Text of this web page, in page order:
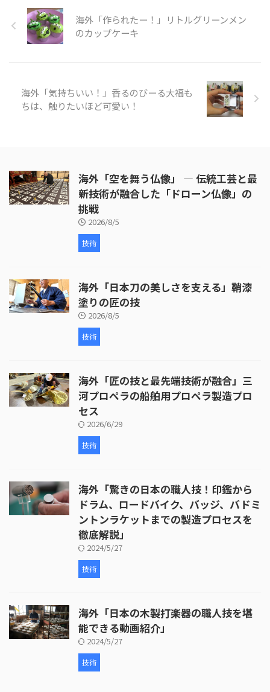
を使った作り方について紹介して
います。タマネギ、豚、長ネギを
使ったメニューは、豚肉にするこ
とで、炒める時間を短くすること
https://www.youtube.com/ ...
海外「作られたー！」リトルグリーンメン
のカップケーキ
海外「気持ちいい！」香るのびーる大福も
ちは、触りたいほど可愛い！
海外「空を舞う仏像」 ― 伝統工芸と最
新技術が融合した「ドローン仏像」の
挑戦
2026/8/5
技術
海外「日本刀の美しさを支える」鞘漆
塗りの匠の技
2026/8/5
技術
海外「匠の技と最先端技術が融合」三
河プロペラの船舶用プロペラ製造プロ
セス
2026/6/29
技術
海外「驚きの日本の職人技！印鑑から
ドラム、ロードバイク、バッジ、バドミ
ントンラケットまでの製造プロセスを
徹底解説」
2024/5/27
技術
海外「日本の木製打楽器の職人技を堪
能できる動画紹介」
2024/5/27
技術